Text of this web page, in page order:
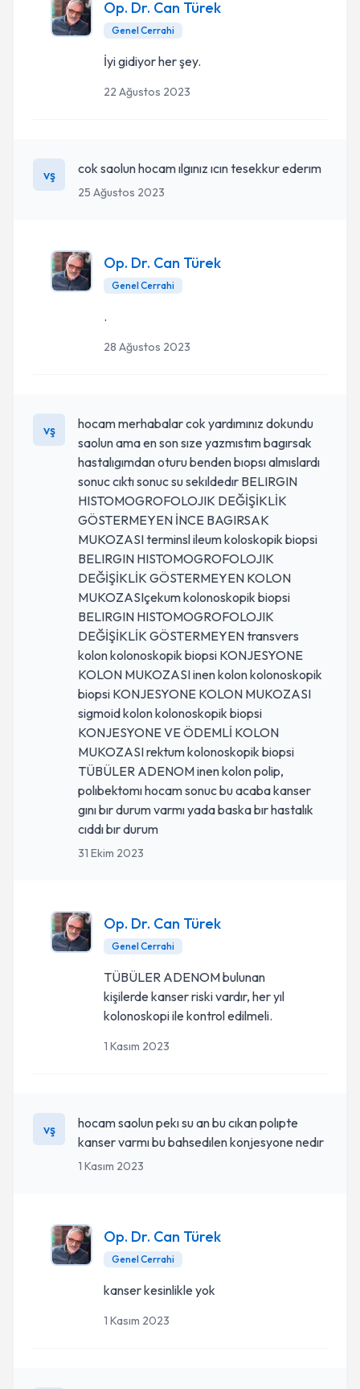
Op. Dr. Can Türek
Genel Cerrahi
İyi gidiyor her şey.
22 Ağustos 2023
vş cok saolun hocam ılgınız ıcın tesekkur ederım
25 Ağustos 2023
Op. Dr. Can Türek
Genel Cerrahi
.
28 Ağustos 2023
vş
hocam merhabalar cok yardımınız dokundu
saolun ama en son sıze yazmıstım bagırsak
hastalıgımdan oturu benden bıopsı almıslardı
sonuc cıktı sonuc su sekıldedır BELIRGIN
HISTOMOGROFOLOJIK DEĞİŞİKLİK
GÖSTERMEYEN İNCE BAGIRSAK
MUKOZASI terminsl ileum koloskopik biopsi
BELIRGIN HISTOMOGROFOLOJIK
DEĞİŞİKLİK GÖSTERMEYEN KOLON
MUKOZASIçekum kolonoskopik biopsi
BELIRGIN HISTOMOGROFOLOJIK
DEĞİŞİKLİK GÖSTERMEYEN transvers
kolon kolonoskopik biopsi KONJESYONE
KOLON MUKOZASI inen kolon kolonoskopik
biopsi KONJESYONE KOLON MUKOZASI
sigmoid kolon kolonoskopik biopsi
KONJESYONE VE ÖDEMLİ KOLON
MUKOZASI rektum kolonoskopik biopsi
TÜBÜLER ADENOM inen kolon polip,
polıbektomı hocam sonuc bu acaba kanser
gını bır durum varmı yada baska bır hastalık
cıddı bır durum
31 Ekim 2023
Op. Dr. Can Türek
Genel Cerrahi
TÜBÜLER ADENOM bulunan
kişilerde kanser riski vardır, her yıl
kolonoskopi ile kontrol edilmeli.
1 Kasım 2023
vş
hocam saolun pekı su an bu cıkan polıpte
kanser varmı bu bahsedılen konjesyone nedır
1 Kasım 2023
Op. Dr. Can Türek
Genel Cerrahi
kanser kesinlikle yok
1 Kasım 2023